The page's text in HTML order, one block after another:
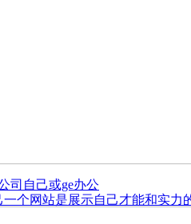
司自己或ge办公